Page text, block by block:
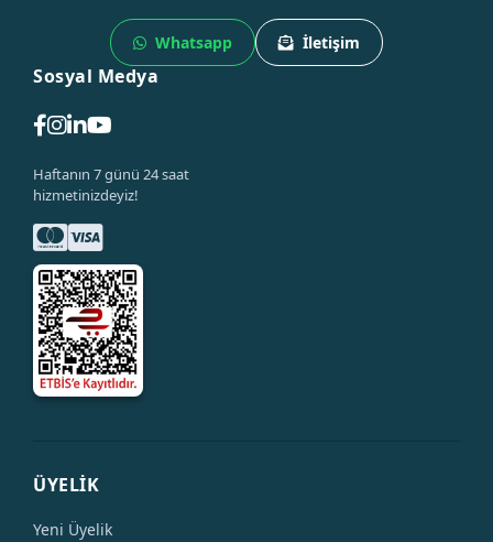
Whatsapp İletişim
Sosyal Medya
Haftanın 7 günü 24 saat
hizmetinizdeyiz!
ÜYELİK
Yeni Üyelik